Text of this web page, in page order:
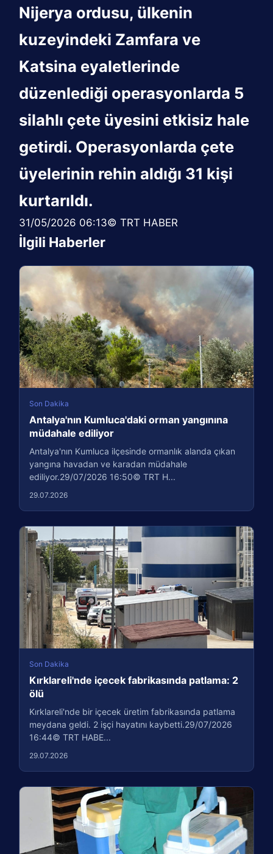
Nijerya ordusu, ülkenin
kuzeyindeki Zamfara ve
Katsina eyaletlerinde
düzenlediği operasyonlarda 5
silahlı çete üyesini etkisiz hale
getirdi. Operasyonlarda çete
üyelerinin rehin aldığı 31 kişi
kurtarıldı.
31/05/2026 06:13© TRT HABER
İlgili Haberler
Son Dakika
Antalya'nın Kumluca'daki orman yangınına
müdahale ediliyor
Antalya'nın Kumluca ilçesinde ormanlık alanda çıkan
yangına havadan ve karadan müdahale
ediliyor.29/07/2026 16:50© TRT H...
29.07.2026
Son Dakika
Kırklareli'nde içecek fabrikasında patlama: 2
ölü
Kırklareli'nde bir içecek üretim fabrikasında patlama
meydana geldi. 2 işçi hayatını kaybetti.29/07/2026
16:44© TRT HABE...
29.07.2026